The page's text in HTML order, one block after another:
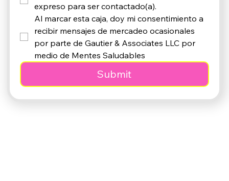
expreso para ser contactado(a).
Al marcar esta caja, doy mi consentimiento a
recibir mensajes de mercadeo ocasionales
por parte de Gautier & Associates LLC por
medio de Mentes Saludables
Submit